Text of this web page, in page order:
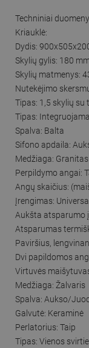
Techniniai
Kriauklė:
Dydis:
Skylių gylis: 180
Skylių matmenys:
Nutekėjimo
Tipas: 1,5 skylių
Tipas:
Spalva: Balta
Sifono apdaila:
Medžiaga:
Perpildymo angai:
Angų skaičius:
Įrengimas:
Aukšta atsparumo
Atsparumas
Paviršius,
Dvi papildomos
Virtuvės
Medžiaga: Žalvaris
Spalva: Aukso/
Galvutė: Keraminė
Perlatorius: Taip
Tipas: Vienos